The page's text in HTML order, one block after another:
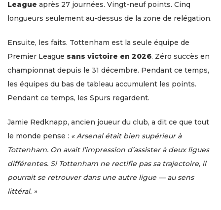
League après 27 journées. Vingt-neuf points. Cinq
longueurs seulement au-dessus de la zone de relégation.
Ensuite, les faits. Tottenham est la seule équipe de
Premier League sans victoire en 2026. Zéro succès en
championnat depuis le 31 décembre. Pendant ce temps,
les équipes du bas de tableau accumulent les points.
Pendant ce temps, les Spurs regardent.
Jamie Redknapp, ancien joueur du club, a dit ce que tout
le monde pense : « Arsenal était bien supérieur à
Tottenham. On avait l’impression d’assister à deux ligues
différentes. Si Tottenham ne rectifie pas sa trajectoire, il
pourrait se retrouver dans une autre ligue — au sens
littéral. »